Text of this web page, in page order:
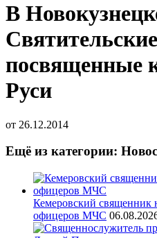
В
посвященные
Руси
от 26.12.2014
Ещё из категории:
Кемеровский священник
офицеров МЧС